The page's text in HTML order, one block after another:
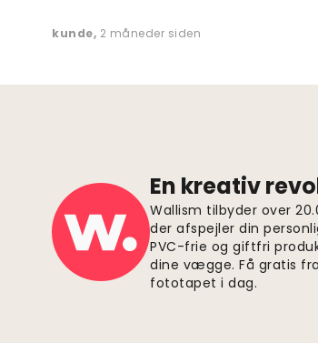
kunde, 2 måneder siden
En kreativ
Wallism tilbyder over
der afspejler din
PVC-frie og giftfri
dine vægge. Få gratis
fototapet i dag.